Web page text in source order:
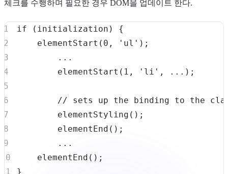
체크를 수행하며 필요한 경우 DOM을 업데이트 한다.
if ( initialization )
{
elementStart ( 0 , 'ul' ) ;
...
elementStart ( 1 , 'li' , ... ) ;
// sets up the binding to the
elementStyling ( ) ;
elementEnd ( ) ;
...
elementEnd ( ) ;
}